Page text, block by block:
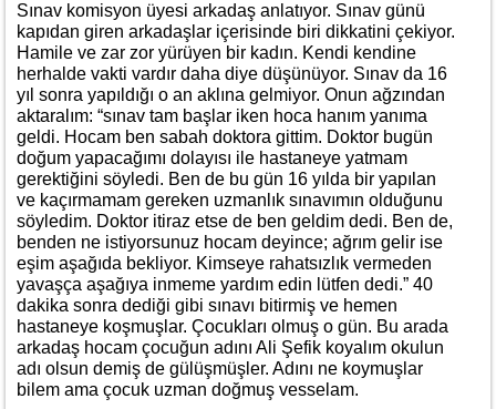
Sınav komisyon üyesi arkadaş anlatıyor. Sınav günü
kapıdan giren arkadaşlar içerisinde biri dikkatini çekiyor.
Hamile ve zar zor yürüyen bir kadın. Kendi kendine
herhalde vakti vardır daha diye düşünüyor. Sınav da 16
yıl sonra yapıldığı o an aklına gelmiyor. Onun ağzından
aktaralım: “sınav tam başlar iken hoca hanım yanıma
geldi. Hocam ben sabah doktora gittim. Doktor bugün
doğum yapacağımı dolayısı ile hastaneye yatmam
gerektiğini söyledi. Ben de bu gün 16 yılda bir yapılan
ve kaçırmamam gereken uzmanlık sınavımın olduğunu
söyledim. Doktor itiraz etse de ben geldim dedi. Ben de,
benden ne istiyorsunuz hocam deyince; ağrım gelir ise
eşim aşağıda bekliyor. Kimseye rahatsızlık vermeden
yavaşça aşağıya inmeme yardım edin lütfen dedi.” 40
dakika sonra dediği gibi sınavı bitirmiş ve hemen
hastaneye koşmuşlar. Çocukları olmuş o gün. Bu arada
arkadaş hocam çocuğun adını Ali Şefik koyalım okulun
adı olsun demiş de gülüşmüşler. Adını ne koymuşlar
bilem ama çocuk uzman doğmuş vesselam.